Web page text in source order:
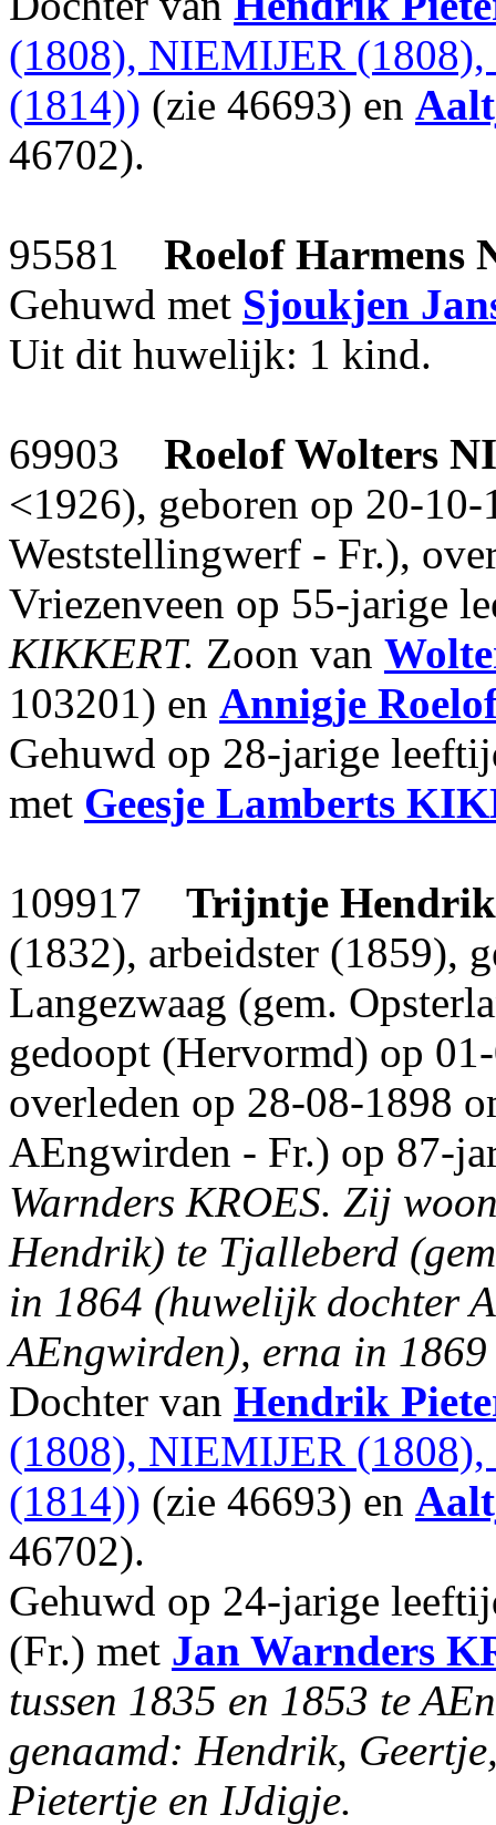
(1808), NIEMIJER
(1814)) (zie 46693) en
46702).
95581 Roelof Harmens
Gehuwd met Sjoukjen
Uit dit huwelijk: 1 kind.
69903 Roelof Wolters
<1926), geboren op 20-
Weststellingwerf - Fr.),
Vriezenveen op 55-jarige
KIKKERT. Zoon van
103201) en Annigje
Gehuwd op 28-jarige
met Geesje Lamberts
109917 Trijntje
(1832), arbeidster (1859),
Langezwaag (gem.
gedoopt (Hervormd) op
overleden op 28-08-1898
AEngwirden - Fr.) op 87-
Warnders KROES. Zij
Hendrik) te Tjalleberd
in 1864 (huwelijk dochter
AEngwirden), erna in
Dochter van Hendrik
(1808), NIEMIJER
(1814)) (zie 46693) en
46702).
Gehuwd op 24-jarige
(Fr.) met Jan Warnders
tussen 1835 en 1853 te
genaamd: Hendrik,
Pietertje en IJdigje.